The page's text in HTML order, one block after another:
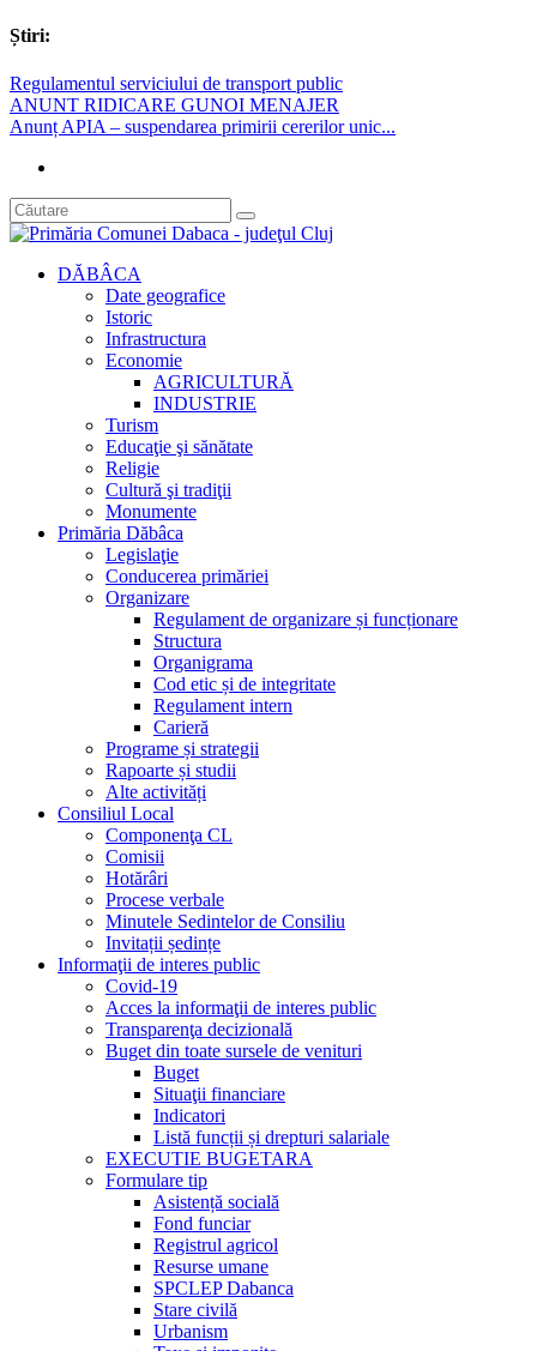
Știri:
Regulamentul serviciului de transport public
ANUNT RIDICARE GUNOI MENAJER
Anunț APIA – suspendarea primirii cererilor unic...
DĂBÂCA
Date geografice
Istoric
Infrastructura
Economie
AGRICULTURĂ
INDUSTRIE
Turism
Educaţie şi sănătate
Religie
Cultură şi tradiţii
Monumente
Primăria Dăbâca
Legislaţie
Conducerea primăriei
Organizare
Regulament de organizare și funcționare
Structura
Organigrama
Cod etic și de integritate
Regulament intern
Carieră
Programe și strategii
Rapoarte și studii
Alte activități
Consiliul Local
Componenţa CL
Comisii
Hotărâri
Procese verbale
Minutele Sedintelor de Consiliu
Invitații ședințe
Informaţii de interes public
Covid-19
Acces la informaţii de interes public
Transparenţa decizională
Buget din toate sursele de venituri
Buget
Situaţii financiare
Indicatori
Listă funcții și drepturi salariale
EXECUTIE BUGETARA
Formulare tip
Asistență socială
Fond funciar
Registrul agricol
Resurse umane
SPCLEP Dabanca
Stare civilă
Urbanism